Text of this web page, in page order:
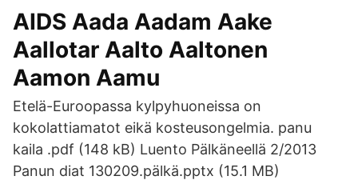
AIDS Aada Aadam Aake
Aallotar Aalto Aaltonen
Aamon Aamu
Etelä-Euroopassa kylpyhuoneissa on
kokolattiamatot eikä kosteusongelmia. panu
kaila .pdf (148 kB) Luento Pälkäneellä 2/2013
Panun diat 130209.pälkä.pptx (15.1 MB)